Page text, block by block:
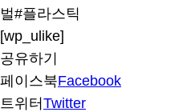
벌#플라스틱
[wp_ulike]
공유하기
페이스북Facebook
트위터Twitter